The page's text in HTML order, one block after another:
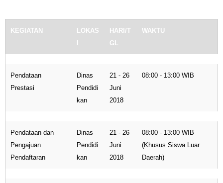
KEGIATAN
LOKAS
I
HARI/T
GL
WAKTU
Pendataan
Prestasi
Dinas
Pendidi
kan
21 - 26
Juni
2018
08:00 - 13:00 WIB
Pendataan dan
Pengajuan
Pendaftaran
Dinas
Pendidi
kan
21 - 26
Juni
2018
08:00 - 13:00 WIB
(Khusus Siswa Luar
Daerah)